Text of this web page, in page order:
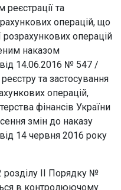
та
операцій, що
розрахункових операцій
наказом
від 14.06.2016 № 547 /
та застосування
операцій,
фінансів України
змін до наказу
14 червня 2016 року
розділу II Порядку №
в контролюючому